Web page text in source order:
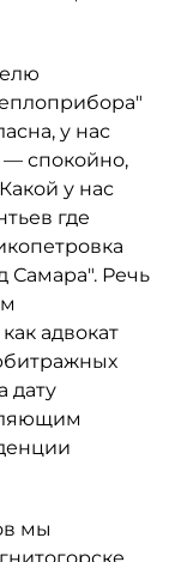
у нас
— спокойно,
у нас
где
Самара". Речь
адвокат
дату
мы